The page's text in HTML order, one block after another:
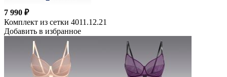
7 990 ₽
Комплект из сетки 4011.12.21
Добавить в избранное